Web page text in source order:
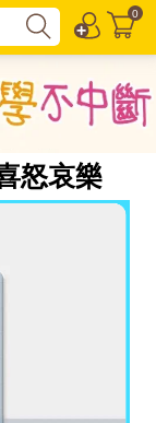
0
怒哀樂